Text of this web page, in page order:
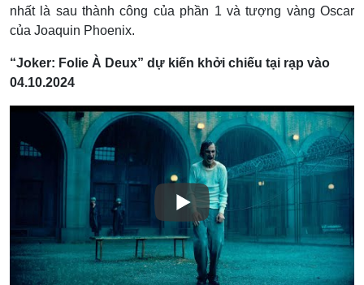
nhất là sau thành công của phần 1 và tượng vàng Oscar
của Joaquin Phoenix.
“Joker: Folie À Deux” dự kiến khởi chiếu tại rạp vào
04.10.2024